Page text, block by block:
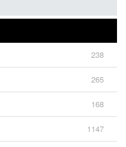
238
265
168
1147